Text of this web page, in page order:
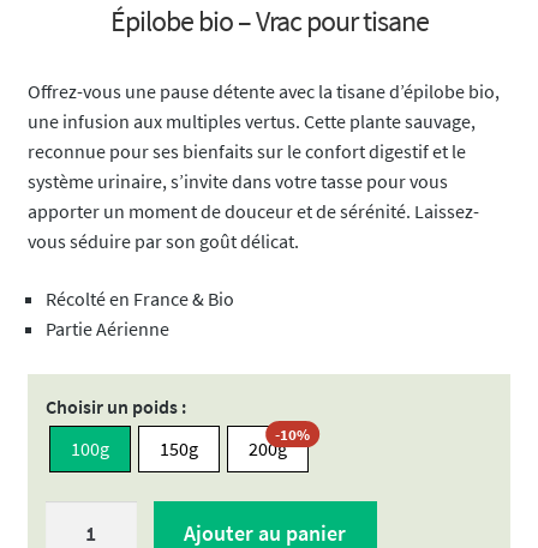
Épilobe bio – Vrac pour tisane
Offrez-vous une pause détente avec la tisane d’épilobe bio,
une infusion aux multiples vertus. Cette plante sauvage,
reconnue pour ses bienfaits sur le confort digestif et le
système urinaire, s’invite dans votre tasse pour vous
apporter un moment de douceur et de sérénité. Laissez-
vous séduire par son goût délicat.
Récolté en France & Bio
Partie Aérienne
Choisir un poids :
100g
150g 200g
-10%
Ajouter au panier